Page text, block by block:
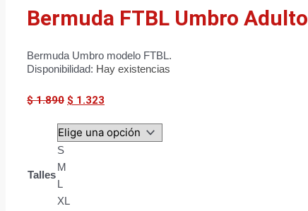
Bermuda FTBL Umbro Adulto
Bermuda Umbro modelo FTBL.
Disponibilidad: Hay existencias
$1.890 $ 1.323
Talles
S
M
L
XL